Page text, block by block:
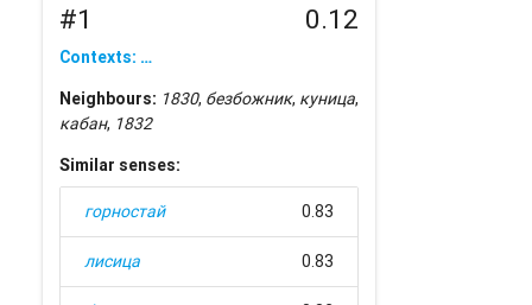
#1 0.12
Contexts: …
Neighbours: 1830, безбожник, куница,
кабан, 1832
Similar senses:
горностай 0.83
лисица 0.83